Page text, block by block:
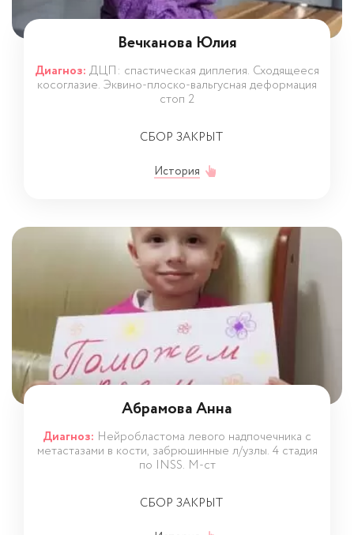
Вечканова Юлия
Диагноз: ДЦП: спастическая диплегия. Сходящееся
косоглазие. Эквино-плоско-вальгусная деформация
стоп 2
СБОР ЗАКРЫТ
История
Абрамова Анна
Диагноз: Нейробластома левого надпочечника с
метастазами в кости, забрюшинные л/узлы. 4 стадия
по INSS. М-ст
СБОР ЗАКРЫТ